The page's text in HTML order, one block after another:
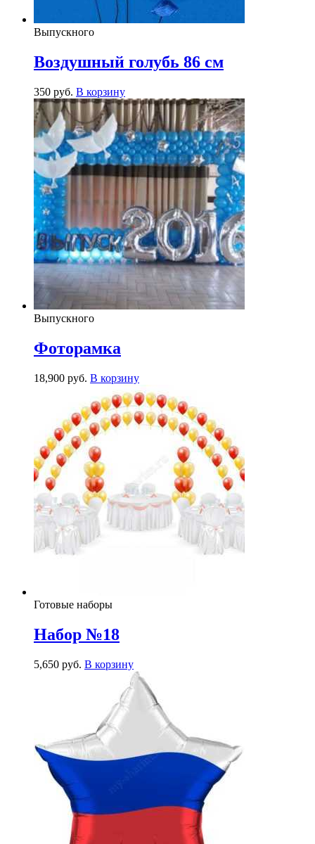
Выпускного
Воздушный голубь 86 см
350 руб. В корзину
Выпускного
Фоторамка
18,900 руб. В корзину
Готовые наборы
Набор №18
5,650 руб. В корзину